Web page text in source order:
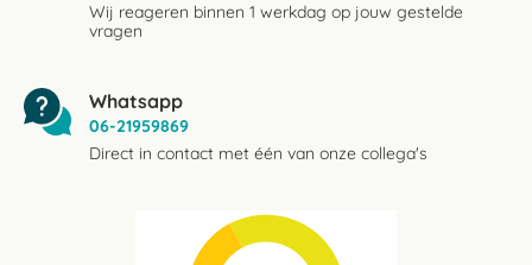
Wij reageren binnen 1 werkdag op jouw gestelde
vragen
Whatsapp
06-21959869
Direct in contact met één van onze collega's